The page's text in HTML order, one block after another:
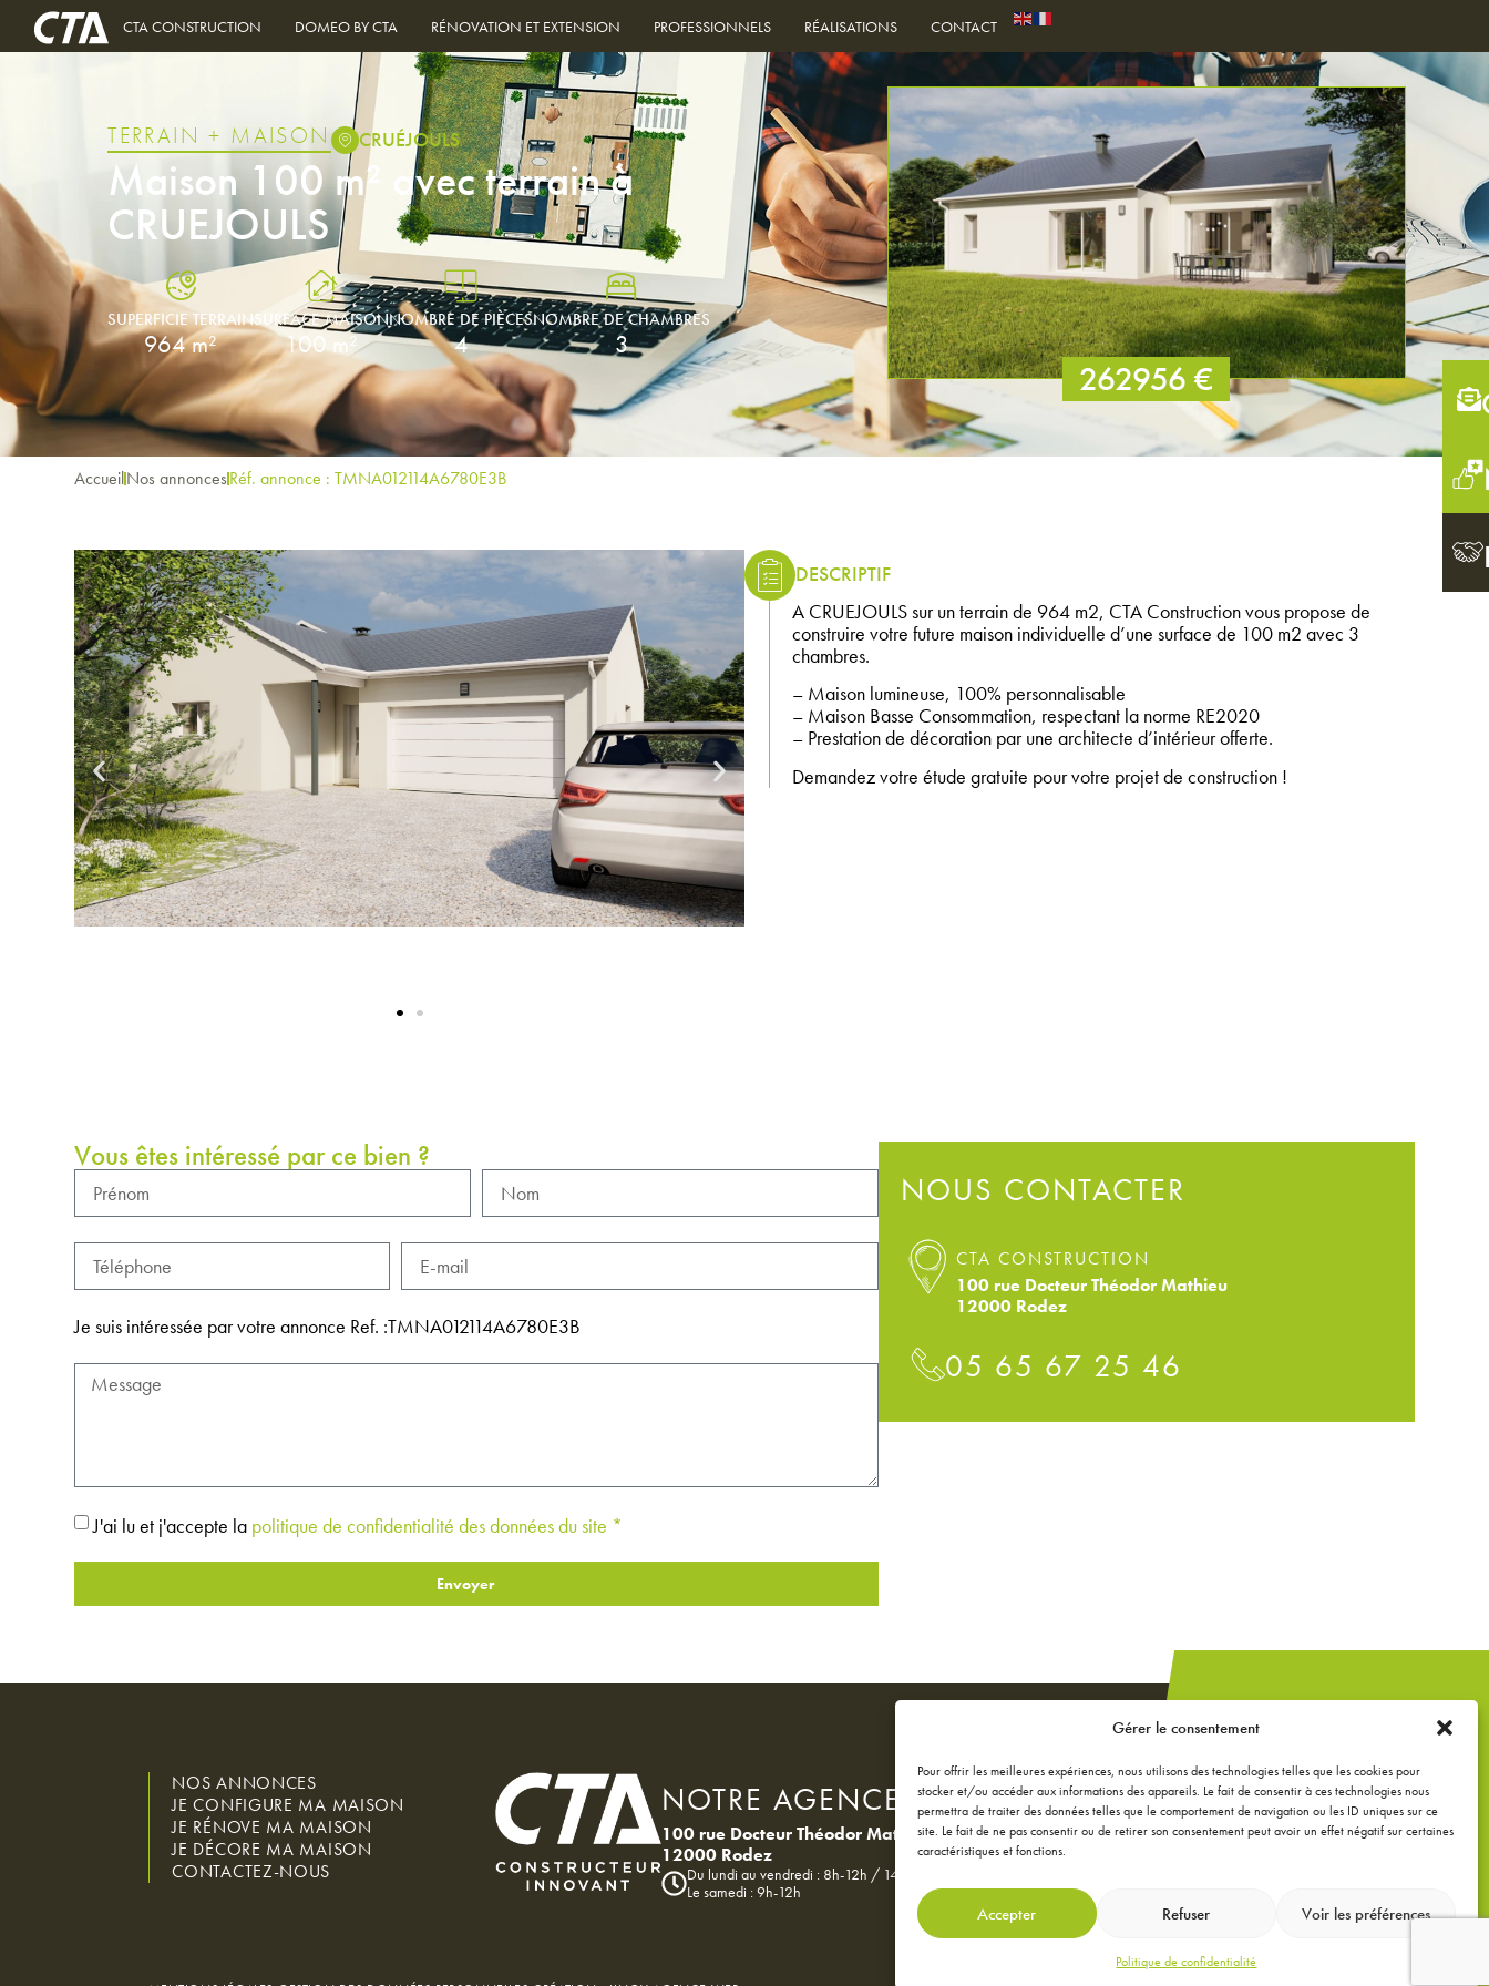
Gérer le consentement
Pour offrir les meilleures expériences, nous utilisons des technologies telles que les cookies pour
stocker et/ou accéder aux informations des appareils. Le fait de consentir à ces technologies nous
permettra de traiter des données telles que le comportement de navigation ou les ID uniques sur ce
site. Le fait de ne pas consentir ou de retirer son consentement peut avoir un effet négatif sur certaines
caractéristiques et fonctions.
Accepter Refuser Voir les préférences
Politique de confidentialité
CTA CONSTRUCTION DOMEO BY CTA RÉNOVATION ET EXTENSION PROFESSIONNELS RÉALISATIONS CONTACT
TERRAIN + MAISON CRUÉJOULS
Maison 100 m² avec terrain à
CRUEJOULS
SUPERFICIE TERRAIN
964 m²
SURFACE MAISON
100 m²
NOMBRE DE PIÈCES
4
NOMBRE DE CHAMBRES
3
262956 €
AccueilNos annoncesRéf. annonce : TMNA012114A6780E3B
DESCRIPTIF
A CRUEJOULS sur un terrain de 964 m2, CTA Construction vous propose de
construire votre future maison individuelle d’une surface de 100 m2 avec 3
chambres.
– Maison lumineuse, 100% personnalisable
– Maison Basse Consommation, respectant la norme RE2020
– Prestation de décoration par une architecte d’intérieur offerte.
Demandez votre étude gratuite pour votre projet de construction !
Vous êtes intéressé par ce bien ?
Je suis intéressée par votre annonce Ref. :TMNA012114A6780E3B
J'ai lu et j'accepte la politique de confidentialité des données du site *
Envoyer
NOUS CONTACTER
CTA CONSTRUCTION
100 rue Docteur Théodor Mathieu
12000 Rodez
05 65 67 25 46
NOS ANNONCES
JE CONFIGURE MA MAISON
JE RÉNOVE MA MAISON
JE DÉCORE MA MAISON
CONTACTEZ-NOUS
NOTRE AGENCE
100 rue Docteur Théodor Mathieu
12000 Rodez
Du lundi au vendredi : 8h-12h / 14h-18h
Le samedi : 9h-12h
Un projet de
extension ou
rénovation ?